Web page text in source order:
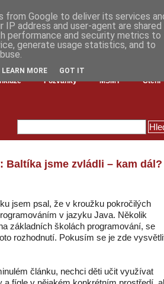
Pozvánky MŠMT Čtení
Baltíka jsme zvládli – kam dál?
jsem psal, že v kroužku pokročilých
v jazyku Java. Několik
základních školách programování, se
rozhodnutí. Pokusím se je zde
článku, nechci děti učit využívat
from Google to deliver its services
IP address and user-agent are shared
performance and security metrics to
generate usage statistics, and to
LEARN MORE GOT IT